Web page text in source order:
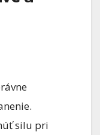
silu pri